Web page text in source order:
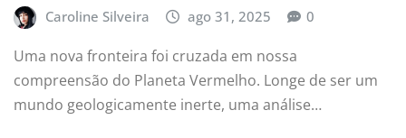
Caroline Silveira ago 31, 2025 0
Uma nova fronteira foi cruzada em nossa
compreensão do Planeta Vermelho. Longe de ser um
mundo geologicamente inerte, uma análise…